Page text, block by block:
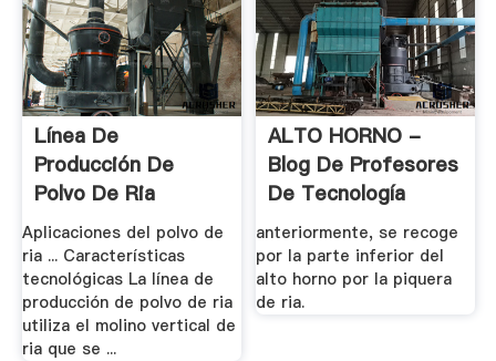
Línea De
Producción De
Polvo De Ria
Aplicaciones del polvo de
ria ... Características
tecnológicas La línea de
producción de polvo de ria
utiliza el molino vertical de
ria que se ...
ALTO HORNO -
Blog De Profesores
De Tecnología
anteriormente, se recoge
por la parte inferior del
alto horno por la piquera
de ria.